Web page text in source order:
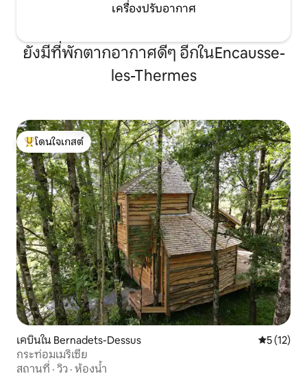
เครื่องปรับอากาศ
ยังมีที่พักตากอากาศดีๆ อีกในEncausse-
les-Thermes
โดนใจเกสต์ที่สุด
โดนใจเกสต์
เคบินใน Bernadets-Dessus คะแนนเฉลี่
5 (12)
กระท่อมเมริเซีย
สถานที่ · วิว · ห้องน้ำ